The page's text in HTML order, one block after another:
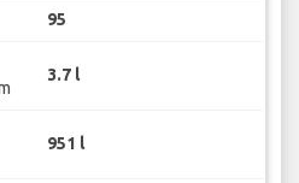
95
3.7 l
951 l